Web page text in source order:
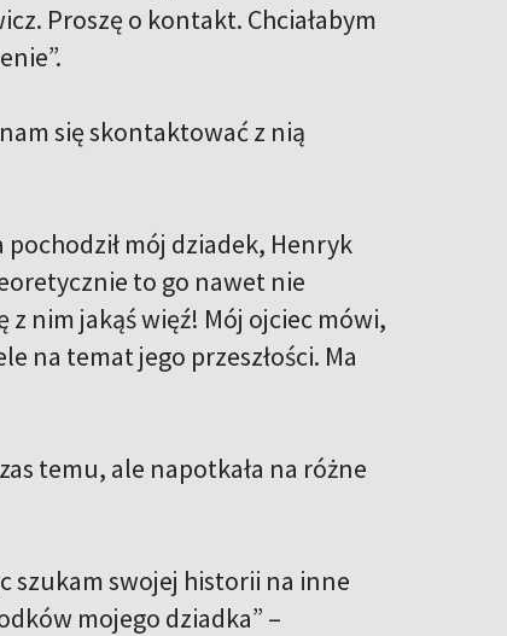
Proszę o kontakt. Chciałabym
się skontaktować z nią
pochodził mój dziadek, Henryk
to go nawet nie
z nim jakąś więź! Mój ojciec mówi,
na temat jego przeszłości. Ma
temu, ale napotkała na różne
szukam swojej historii na inne
mojego dziadka” –